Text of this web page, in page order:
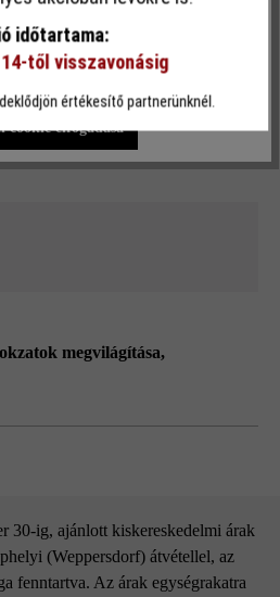
megvilágítása,
30-ig, ajánlott kiskereskedelmi árak
(Weppersdorf) átvétellel, az
fenntartva. Az árak egységrakatra
Önnek...További információ
Csak funkcionális cookie elfogadása
cookie elfogadása
időtartama:
től visszavonásig
értékesítő partnerünknél.